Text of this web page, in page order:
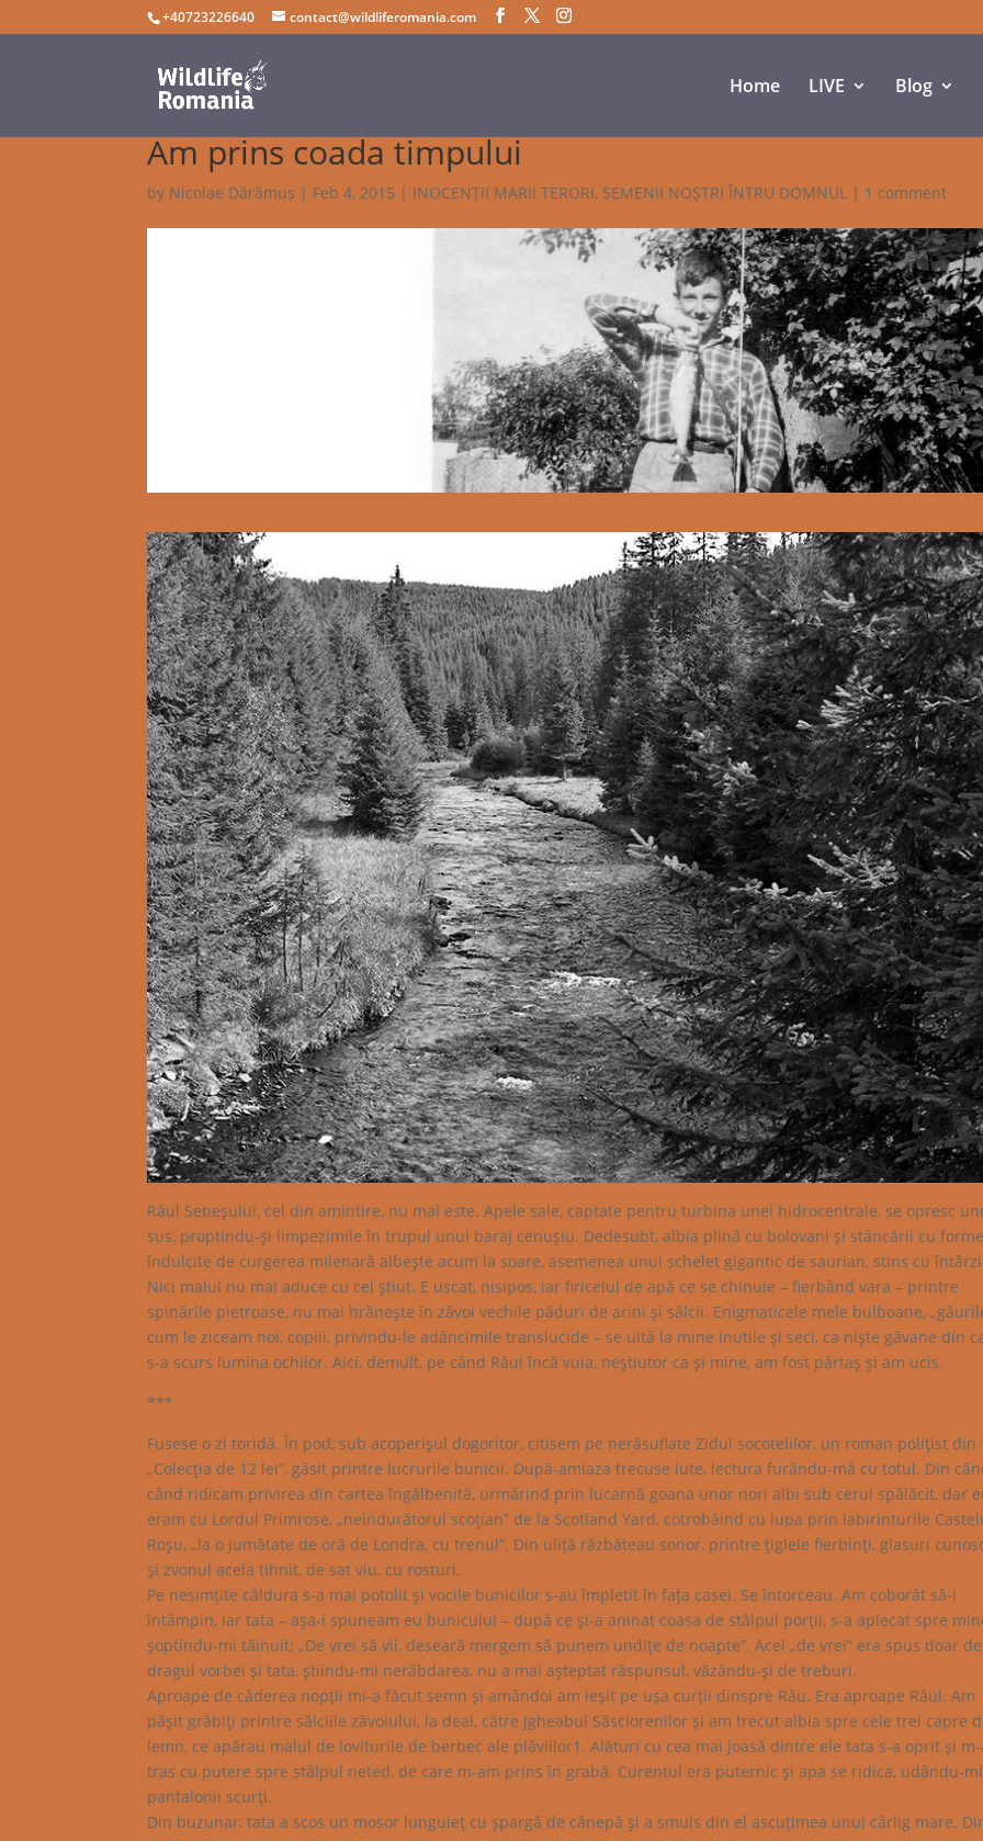
+40723226640 contact@wildliferomania.com
Home LIVE Blog
Am prins coada timpului
by Nicolae Dărămuș | Feb 4, 2015 | INOCENȚII MARII TERORI, SEMENII NOŞTRI ÎNTRU DOMNUL | 1 comment
Râul Sebeşului, cel din amintire, nu mai este. Apele sale, captate pentru turbina unei hidrocentrale, se opresc
sus, proptindu-şi limpezimile în trupul unui baraj cenuşiu. Dedesubt, albia plină cu bolovani şi stâncării cu
îndulcite de curgerea milenară albeşte acum la soare, asemenea unui schelet gigantic de saurian, stins cu
Nici malul nu mai aduce cu cel ştiut. E uscat, nisipos, iar firicelul de apă ce se chinuie – fierbând vara – printre
spinările pietroase, nu mai hrăneşte în zăvoi vechile păduri de arini şi sălcii. Enigmaticele mele bulboane,
cum le ziceam noi, copiii, privindu-le adâncimile translucide – se uită la mine inutile şi seci, ca nişte găvane din
s-a scurs lumina ochilor. Aici, demult, pe când Râul încă vuia, neştiutor ca şi mine, am fost părtaş şi am ucis.
***
Fusese o zi toridă. În pod, sub acoperişul dogoritor, citisem pe nerăsuflate Zidul socotelilor, un roman poliţist din
„Colecţia de 12 lei”, găsit printre lucrurile bunicii. După-amiaza trecuse iute, lectura furându-mă cu totul. Din
când ridicam privirea din cartea îngălbenită, urmărind prin lucarnă goana unor nori albi sub cerul spălăcit, dar
eram cu Lordul Primrose, „neîndurătorul scoţian” de la Scotland Yard, cotrobăind cu lupa prin labirinturile
Roşu, „la o jumătate de oră de Londra, cu trenul”. Din uliţă răzbăteau sonor, printre ţiglele fierbinţi, glasuri
şi zvonul acela tihnit, de sat viu, cu rosturi.
Pe nesimţite căldura s-a mai potolit şi vocile bunicilor s-au împletit în faţa casei. Se întorceau. Am coborât să-i
întâmpin, iar tata – aşa-i spuneam eu bunicului – după ce şi-a aninat coasa de stâlpul porţii, s-a aplecat spre
şoptindu-mi tăinuit: „De vrei să vii, deseară mergem să punem undiţe de noapte”. Acel „de vrei” era spus doar de
dragul vorbei şi tata, ştiindu-mi nerăbdarea, nu a mai aşteptat răspunsul, văzându-şi de treburi.
Aproape de căderea nopţii mi-a făcut semn şi amândoi am ieşit pe uşa curţii dinspre Râu. Era aproape Râul. Am
păşit grăbiţi printre sălciile zăvoiului, la deal, către Jgheabul Săsciorenilor şi am trecut albia spre cele trei capre
lemn, ce apărau malul de loviturile de berbec ale plăviilor1. Alături cu cea mai joasă dintre ele tata s-a oprit şi
tras cu putere spre stâlpul neted, de care m-am prins în grabă. Curentul era puternic şi apa se ridica, udându-mi
pantalonii scurţi.
Din buzunar, tata a scos un mosor lunguieţ cu şpargă de cânepă şi a smuls din el ascuţimea unui cârlig mare.